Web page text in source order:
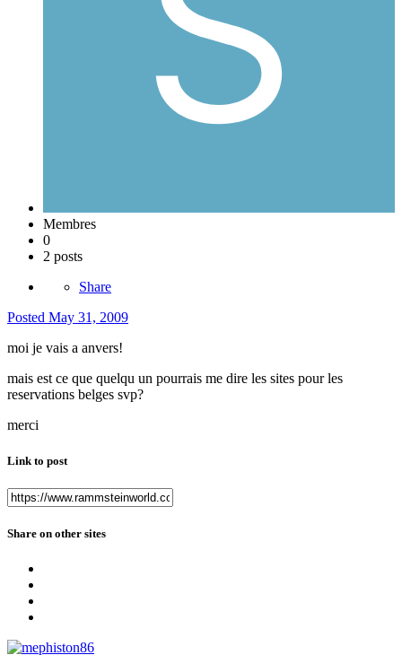
Membres
0
2 posts
Share
Posted May 31, 2009
moi je vais a anvers!
mais est ce que quelqu un pourrais me dire les sites pour les
reservations belges svp?
merci
Link to post
Share on other sites